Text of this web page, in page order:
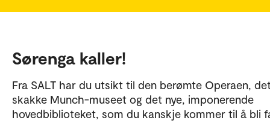
Sørenga kaller!
Fra SALT har du utsikt til den berømte Operaen,
skakke Munch-museet og det nye, imponerende
hovedbiblioteket, som du kanskje kommer til å bli